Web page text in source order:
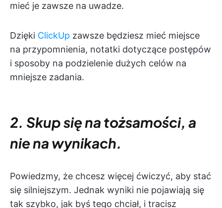
mieć je zawsze na uwadze.
Dzięki ClickUp zawsze będziesz mieć miejsce
na przypomnienia, notatki dotyczące postępów
i sposoby na podzielenie dużych celów na
mniejsze zadania.
2. Skup się na tożsamości, a
nie na wynikach.
Powiedzmy, że chcesz więcej ćwiczyć, aby stać
się silniejszym. Jednak wyniki nie pojawiają się
tak szybko, jak byś tego chciał, i tracisz